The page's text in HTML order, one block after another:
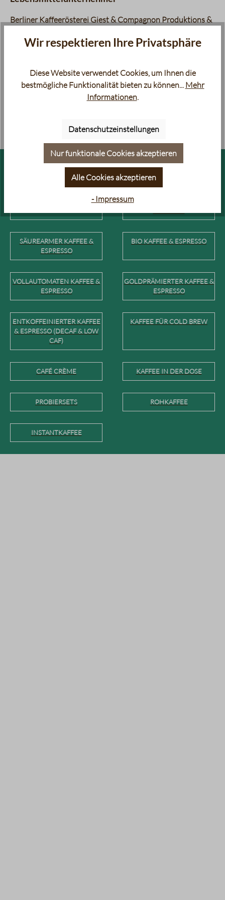
Berliner Kaffeerösterei Giest & Compagnon Produktions &
FILTERKAFFEE RARITÄTEN
AROMATISIERTER KAFFEE &
SÄUREARMER KAFFEE &
ESPRESSO
BIO KAFFEE & ESPRESSO
VOLLAUTOMATEN KAFFEE &
ESPRESSO
GOLDPRÄMIERTER KAFFEE &
ESPRESSO
ENTKOFFEINIERTER KAFFEE
& ESPRESSO (DECAF & LOW
CAF)
KAFFEE FÜR COLD BREW
CAFÉ CRÈME KAFFEE IN DER DOSE
PROBIERSETS ROHKAFFEE
INSTANTKAFFEE
Wir respektieren Ihre Privatsphäre
Diese Website verwendet Cookies, um Ihnen die
bestmögliche Funktionalität bieten zu können... Mehr
Informationen.
Datenschutzeinstellungen
Nur funktionale Cookies akzeptieren
Alle Cookies akzeptieren
- Impressum